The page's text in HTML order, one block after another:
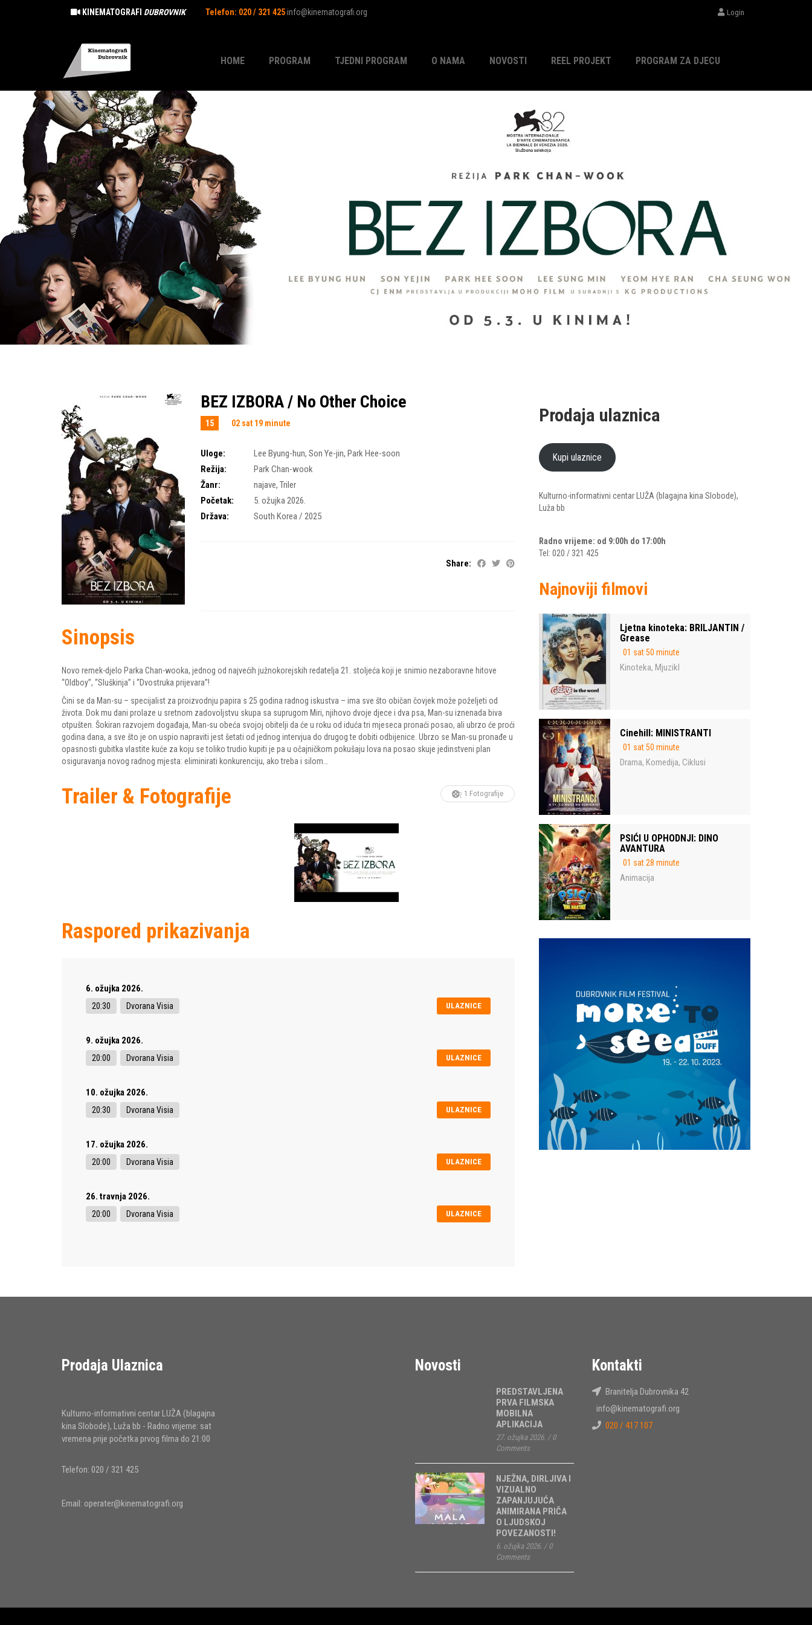
KINEMATOGRAFI DUBROVNIK Telefon: 020 / 321 425info@kinematografi.org Login
HOME PROGRAM TJEDNI PROGRAM O NAMA NOVOSTI REEL PROJEKT PROGRAM ZA DJECU
BEZ IZBORA / No Other Choice
15 02 sat 19 minute
Uloge: Lee Byung-hun,Son Ye-jin,Park Hee-soon
Režija:
Park Chan-wook
Žanr:
najave,Triler
Početak:
5. ožujka 2026.
Država:
South Korea / 2025
Share:
Sinopsis
Novo remek-djelo Parka Chan-wooka, jednog od najvećih južnokorejskih redatelja 21. stoljeća koji je snimio nezaboravne hitove
“Oldboy”, “Sluškinja” i “Dvostruka prijevara”!
Čini se da Man-su – specijalist za proizvodnju papira s 25 godina radnog iskustva – ima sve što običan čovjek može poželjeti od
života. Dok mu dani prolaze u sretnom zadovoljstvu skupa sa suprugom Miri, njihovo dvoje djece i dva psa, Man-su iznenada biva
otpušten. Šokiran razvojem događaja, Man-su obeća svojoj obitelji da će u roku od iduća tri mjeseca pronaći posao, ali ubrzo će proći
godina dana, a sve što je on uspio napraviti jest šetati od jednog intervjua do drugog te dobiti odbijenice. Ubrzo se Man-su pronađe u
opasnosti gubitka vlastite kuće za koju se toliko trudio kupiti je pa u očajničkom pokušaju lova na posao skuje jedinstveni plan
osiguravanja novog radnog mjesta: eliminirati konkurenciju, ako treba i silom…
Trailer & Fotografije 1 Fotografije
Raspored prikazivanja
6. ožujka 2026.
ULAZNICE
20:30 Dvorana Visia
9. ožujka 2026.
ULAZNICE
20:00 Dvorana Visia
10. ožujka 2026.
ULAZNICE
20:30 Dvorana Visia
17. ožujka 2026.
ULAZNICE
20:00 Dvorana Visia
26. travnja 2026.
ULAZNICE
20:00 Dvorana Visia
Prodaja ulaznica
Kupi ulaznice
Kulturno-informativni centar LUŽA (blagajna kina Slobode),
Luža bb
Radno vrijeme: od 9:00h do 17:00h
Tel: 020 / 321 425
Najnoviji filmovi
Ljetna kinoteka: BRILJANTIN /
Grease
01 sat 50 minute
Kinoteka, Mjuzikl
Cinehill: MINISTRANTI
01 sat 50 minute
Drama, Komedija, Ciklusi
PSIĆI U OPHODNJI: DINO
AVANTURA
01 sat 28 minute
Animacija
Prodaja Ulaznica
Kulturno-informativni centar LUŽA (blagajna
kina Slobode), Luža bb - Radno vrijeme: sat
vremena prije početka prvog filma do 21:00
Telefon: 020 / 321 425
Email: operater@kinematografi.org
Novosti
PREDSTAVLJENA
PRVA FILMSKA
MOBILNA
APLIKACIJA
27. ožujka 2026. / 0
Comments
NJEŽNA, DIRLJIVA I
VIZUALNO
ZAPANJUJUĆA
ANIMIRANA PRIČA
O LJUDSKOJ
POVEZANOSTI!
6. ožujka 2026. / 0
Comments
Kontakti
Branitelja Dubrovnika 42
info@kinematografi.org
020 / 417 107